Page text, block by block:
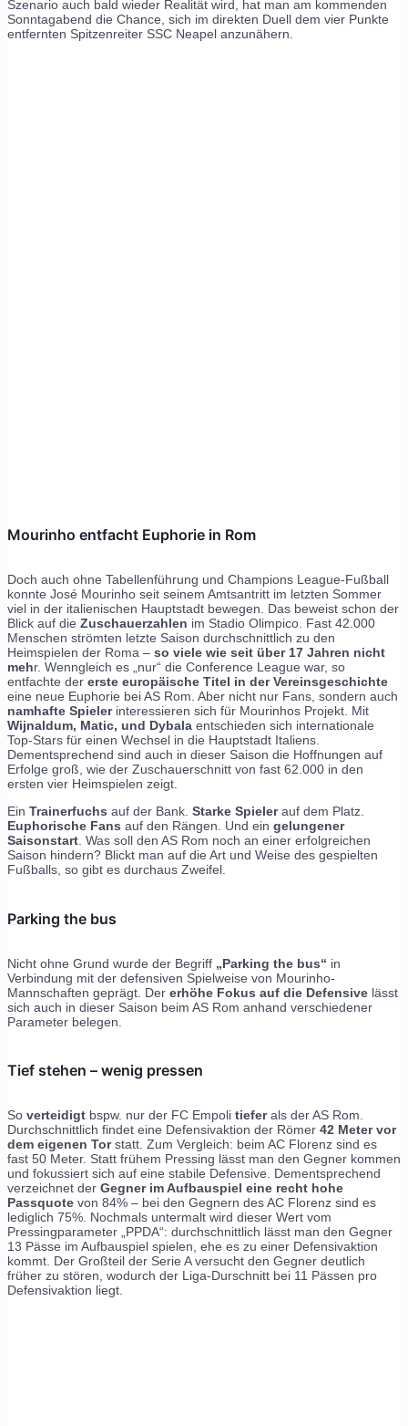
Szenario auch bald wieder Realität wird, hat man am kommenden
Sonntagabend die Chance, sich im direkten Duell dem vier Punkte
entfernten Spitzenreiter SSC Neapel anzunähern.
Mourinho entfacht Euphorie in Rom
Doch auch ohne Tabellenführung und Champions League-Fußball
konnte José Mourinho seit seinem Amtsantritt im letzten Sommer
viel in der italienischen Hauptstadt bewegen. Das beweist schon der
Blick auf die Zuschauerzahlen im Stadio Olimpico. Fast 42.000
Menschen strömten letzte Saison durchschnittlich zu den
Heimspielen der Roma – so viele wie seit über 17 Jahren nicht
mehr. Wenngleich es „nur“ die Conference League war, so
entfachte der erste europäische Titel in der Vereinsgeschichte
eine neue Euphorie bei AS Rom. Aber nicht nur Fans, sondern auch
namhafte Spielerinteressieren sich für Mourinhos Projekt. Mit
Wijnaldum, Matic, und Dybala entschieden sich internationale
Top-Stars für einen Wechsel in die Hauptstadt Italiens.
Dementsprechend sind auch in dieser Saison die Hoffnungen auf
Erfolge groß, wie der Zuschauerschnitt von fast 62.000 in den
ersten vier Heimspielen zeigt.
Ein Trainerfuchs auf der Bank. Starke Spielerauf dem Platz.
Euphorische Fans auf den Rängen. Und ein gelungener
Saisonstart. Was soll den AS Rom noch an einer erfolgreichen
Saison hindern? Blickt man auf die Art und Weise des gespielten
Fußballs, so gibt es durchaus Zweifel.
Parking the bus
Nicht ohne Grund wurde der Begriff „Parking the bus“ in
Verbindung mit der defensiven Spielweise von Mourinho-
Mannschaften geprägt. Der erhöhe Fokus auf die Defensive lässt
sich auch in dieser Saison beim AS Rom anhand verschiedener
Parameter belegen.
Tief stehen – wenig pressen
So verteidigt bspw. nur der FC Empoli tieferals der AS Rom.
Durchschnittlich findet eine Defensivaktion der Römer 42 Meter vor
dem eigenen Torstatt. Zum Vergleich: beim AC Florenz sind es
fast 50 Meter. Statt frühem Pressing lässt man den Gegner kommen
und fokussiert sich auf eine stabile Defensive. Dementsprechend
verzeichnet der Gegner im Aufbauspiel eine recht hohe
Passquote von 84% – bei den Gegnern des AC Florenz sind es
lediglich 75%. Nochmals untermalt wird dieser Wert vom
Pressingparameter „PPDA“: durchschnittlich lässt man den Gegner
13 Pässe im Aufbauspiel spielen, ehe es zu einer Defensivaktion
kommt. Der Großteil der Serie A versucht den Gegner deutlich
früher zu stören, wodurch der Liga-Durschnitt bei 11 Pässen pro
Defensivaktion liegt.